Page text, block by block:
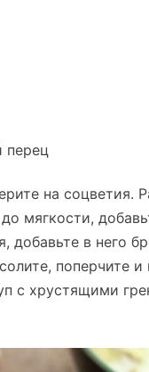
перец
на соцветия.
мягкости,
в него
поперчите
с хрустящими